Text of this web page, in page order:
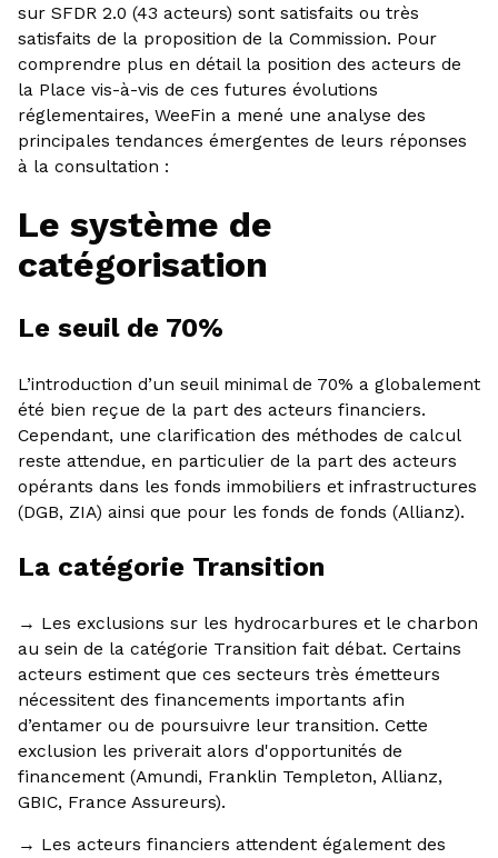
sur SFDR 2.0 (43 acteurs) sont satisfaits ou très
satisfaits de la proposition de la Commission. Pour
comprendre plus en détail la position des acteurs de
la Place vis-à-vis de ces futures évolutions
réglementaires, WeeFin a mené une analyse des
principales tendances émergentes de leurs réponses
à la consultation :
Le système de
catégorisation
Le seuil de 70%
L’introduction d’un seuil minimal de 70% a globalement
été bien reçue de la part des acteurs financiers.
Cependant, une clarification des méthodes de calcul
reste attendue, en particulier de la part des acteurs
opérants dans les fonds immobiliers et infrastructures
(DGB, ZIA) ainsi que pour les fonds de fonds (Allianz).
La catégorie Transition
→ Les exclusions sur les hydrocarbures et le charbon
au sein de la catégorie Transition fait débat. Certains
acteurs estiment que ces secteurs très émetteurs
nécessitent des financements importants afin
d’entamer ou de poursuivre leur transition. Cette
exclusion les priverait alors d'opportunités de
financement (Amundi, Franklin Templeton, Allianz,
GBIC, France Assureurs).
→ Les acteurs financiers attendent également des